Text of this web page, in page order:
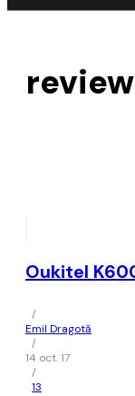
Oukitel
/
Emil Dragotă
/
14 oct. 17
/
13